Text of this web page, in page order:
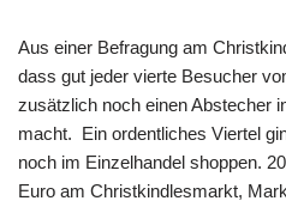
Aus einer Befragung am
dass gut jeder vierte Besucher
zusätzlich noch einen Abstecher
macht. Ein ordentliches Viertel
noch im Einzelhandel shoppen.
Euro am Christkindlesmarkt,